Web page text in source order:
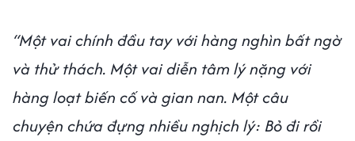
“Một vai chính đầu tay với hàng nghìn bất ngờ
và thử thách. Một vai diễn tâm lý nặng với
hàng loạt biến cố và gian nan. Một câu
chuyện chứa đựng nhiều nghịch lý: Bỏ đi rồi